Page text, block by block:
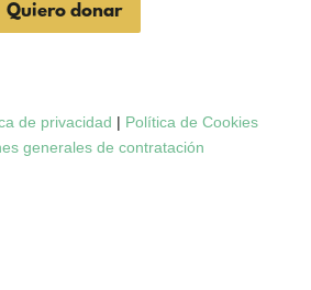
Quiero donar
de privacidad | Política de Cookies
generales de contratación